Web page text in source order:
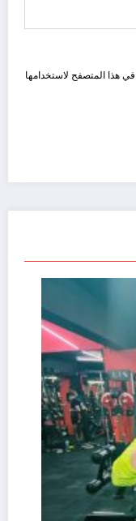
هذا المتصفح لاستخدامها